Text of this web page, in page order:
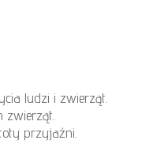
ludzi i zwierząt.
zwierząt.
przyjaźni.